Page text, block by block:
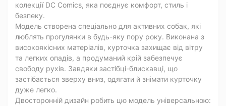
колекції DC Comics, яка поєднує комфорт, стиль і
безпеку.
Модель створена спеціально для активних собак, які
люблять прогулянки в будь-яку пору року. Виконана з
високоякісних матеріалів, курточка захищає від вітру
та легких опадів, а продуманий крій забезпечує
свободу рухів. Завдяки застібці-блискавці, що
застібається зверху вниз, одягати й знімати курточку
дуже легко.
Двосторонній дизайн робить цю модель універсальною: